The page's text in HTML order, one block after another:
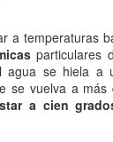
a temperaturas
particulares
agua se hiela a
se vuelva a
a cien